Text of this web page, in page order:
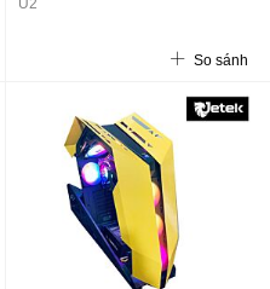
U2
So sánh